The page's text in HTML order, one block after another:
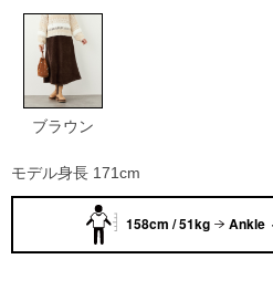
ブラウン
モデル身長 171cm
158cm / 51kg Ankle